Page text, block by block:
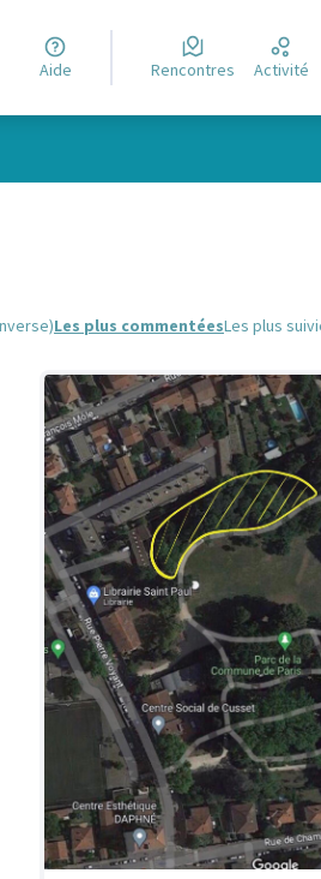
Aide Rencontres Activité
Les plus commentéesLes plus